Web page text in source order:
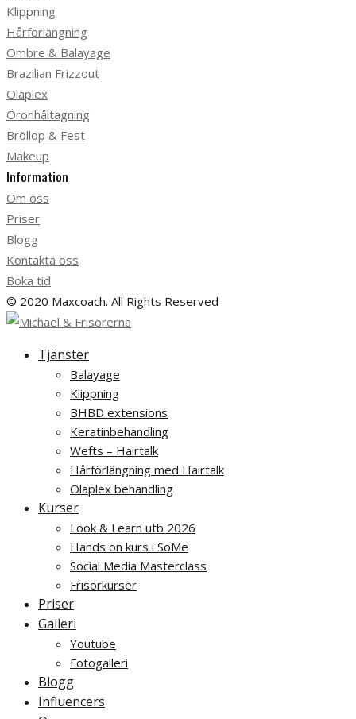
Klippning
Hårförlängning
Ombre & Balayage
Brazilian Frizzout
Olaplex
Öronhåltagning
Bröllop & Fest
Makeup
Information
Om oss
Priser
Blogg
Kontakta oss
Boka tid
© 2020 Maxcoach. All Rights Reserved
Tjänster
Balayage
Klippning
BHBD extensions
Keratinbehandling
Wefts – Hairtalk
Hårförlängning med Hairtalk
Olaplex behandling
Kurser
Look & Learn utb 2026
Hands on kurs i SoMe
Social Media Masterclass
Frisörkurser
Priser
Galleri
Youtube
Fotogalleri
Blogg
Influencers